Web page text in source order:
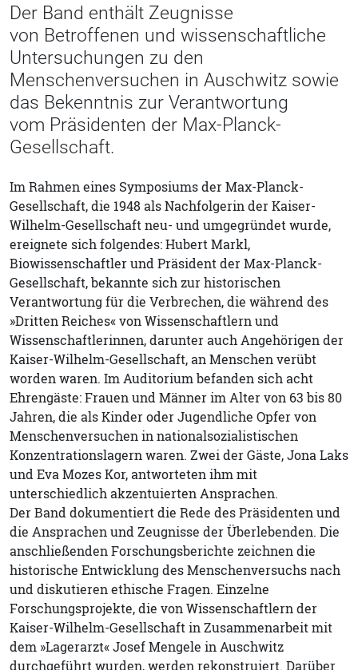
Der Band enthält Zeugnisse
von Betroffenen und wissenschaftliche
Untersuchungen zu den
Menschenversuchen in Auschwitz sowie
das Bekenntnis zur Verantwortung
vom Präsidenten der Max-Planck-
Gesellschaft.
Im Rahmen eines Symposiums der Max-Planck-
Gesellschaft, die 1948 als Nachfolgerin der Kaiser-
Wilhelm-Gesellschaft neu- und umgegründet wurde,
ereignete sich folgendes: Hubert Markl,
Biowissenschaftler und Präsident der Max-Planck-
Gesellschaft, bekannte sich zur historischen
Verantwortung für die Verbrechen, die während des
»Dritten Reiches« von Wissenschaftlern und
Wissenschaftlerinnen, darunter auch Angehörigen der
Kaiser-Wilhelm-Gesellschaft, an Menschen verübt
worden waren. Im Auditorium befanden sich acht
Ehrengäste: Frauen und Männer im Alter von 63 bis 80
Jahren, die als Kinder oder Jugendliche Opfer von
Menschenversuchen in nationalsozialistischen
Konzentrationslagern waren. Zwei der Gäste, Jona Laks
und Eva Mozes Kor, antworteten ihm mit
unterschiedlich akzentuierten Ansprachen.
Der Band dokumentiert die Rede des Präsidenten und
die Ansprachen und Zeugnisse der Überlebenden. Die
anschließenden Forschungsberichte zeichnen die
historische Entwicklung des Menschenversuchs nach
und diskutieren ethische Fragen. Einzelne
Forschungsprojekte, die von Wissenschaftlern der
Kaiser-Wilhelm-Gesellschaft in Zusammenarbeit mit
dem »Lagerarzt« Josef Mengele in Auschwitz
durchgeführt wurden, werden rekonstruiert. Darüber